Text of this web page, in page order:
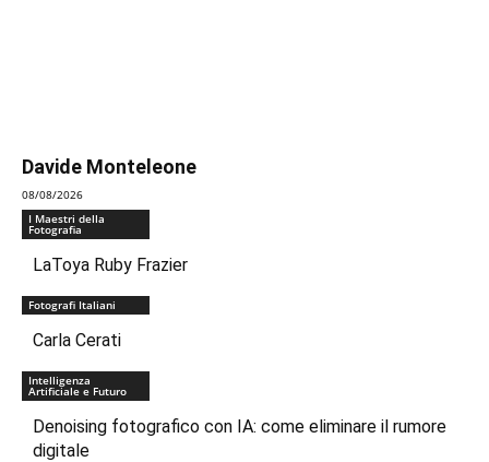
Davide Monteleone
08/08/2026
I Maestri della
Fotografia
LaToya Ruby Frazier
Fotografi Italiani
Carla Cerati
Intelligenza
Artificiale e Futuro
Denoising fotografico con IA: come eliminare il rumore
digitale